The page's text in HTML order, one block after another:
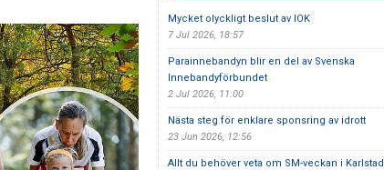
Mycket olyckligt beslut av IOK
7 Jul 2026, 18:57
Parainnebandyn blir en del av Svenska
Innebandyförbundet
2 Jul 2026, 11:00
Nästa steg för enklare sponsring av idrott
23 Jun 2026, 12:56
Allt du behöver veta om SM-veckan i Karlstad